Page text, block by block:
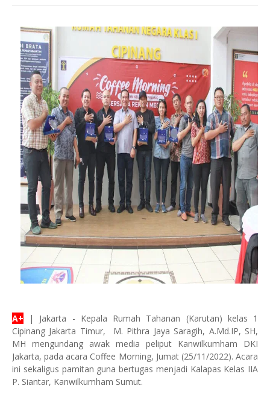
A+
| Jakarta - Kepala Rumah Tahanan (Karutan) kelas 1
Cipinang Jakarta Timur, M. Pithra Jaya Saragih, A.Md.IP, SH,
MH mengundang awak media peliput Kanwilkumham DKI
Jakarta, pada acara Coffee Morning, Jumat (25/11/2022). Acara
ini sekaligus pamitan guna bertugas menjadi Kalapas Kelas IIA
P. Siantar, Kanwilkumham Sumut.